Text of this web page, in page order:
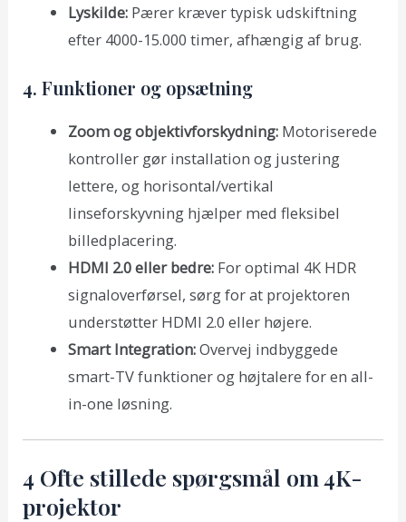
Lyskilde:Pærer kræver typisk udskiftning
efter 4000-15.000 timer, afhængig af brug.
4. Funktioner og opsætning
Zoom og objektivforskydning:Motoriserede
kontroller gør installation og justering
lettere, og horisontal/vertikal
linseforskyvning hjælper med fleksibel
billedplacering.
HDMI 2.0 eller bedre:For optimal 4K HDR
signaloverførsel, sørg for at projektoren
understøtter HDMI 2.0 eller højere.
Smart Integration:Overvej indbyggede
smart-TV funktioner og højtalere for en all-
in-one løsning.
4 Ofte stillede spørgsmål om 4K-
projektor